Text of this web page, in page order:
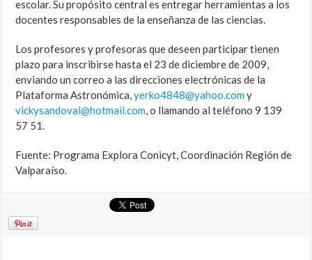
escolar. Su propósito central es entregar herramientas a los
docentes responsables de la enseñanza de las ciencias.
Los profesores y profesoras que deseen participar tienen
plazo para inscribirse hasta el 23 de diciembre de 2009,
enviando un correo a las direcciones electrónicas de la
Plataforma Astronómica,yerko4848@yahoo.comy
vickysandoval@hotmail.com, o llamando al teléfono 9 139
57 51.
Fuente: Programa Explora Conicyt, Coordinación Región de
Valparaíso.